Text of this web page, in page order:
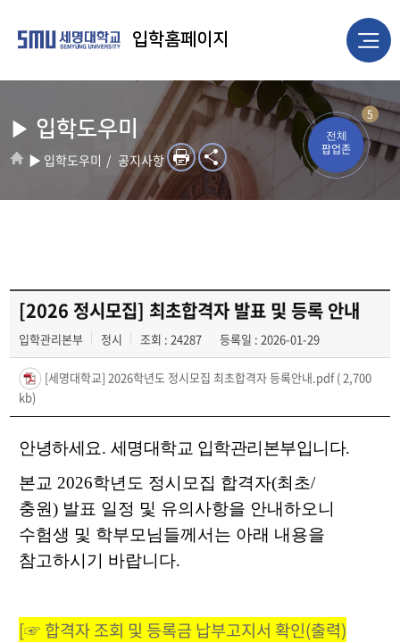
5
전체
팝업존
입학홈페이지
▶ 입학도우미
▶ 입학도우미 공지사항
[2026 정시모집] 최초합격자 발표 및 등록 안내
입학관리본부 정시 조회 : 24287 등록일 : 2026-01-29
[세명대학교] 2026학년도 정시모집 최초합격자 등록안내.pdf( 2,700
kb)
안녕하세요. 세명대학교 입학관리본부입니다.
본교 2026학년도 정시모집 합격자(최초/
충원) 발표 일정 및 유의사항을 안내하오니
수험생 및 학부모님들께서는 아래 내용을
참고하시기 바랍니다.
[☞ 합격자 조회 및 등록금 납부고지서 확인(출력)